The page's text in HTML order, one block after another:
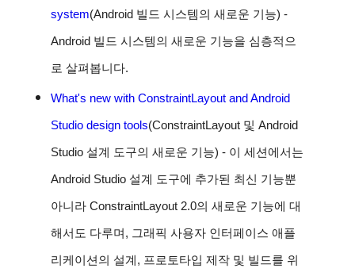
system(Android 빌드 시스템의 새로운 기능) -
Android 빌드 시스템의 새로운 기능을 심층적으
로 살펴봅니다.
What's new with ConstraintLayout and Android
Studio design tools(ConstraintLayout 및 Android
Studio 설계 도구의 새로운 기능) - 이 세션에서는
Android Studio 설계 도구에 추가된 최신 기능뿐
아니라 ConstraintLayout 2.0의 새로운 기능에 대
해서도 다루며, 그래픽 사용자 인터페이스 애플
리케이션의 설계, 프로토타입 제작 및 빌드를 위